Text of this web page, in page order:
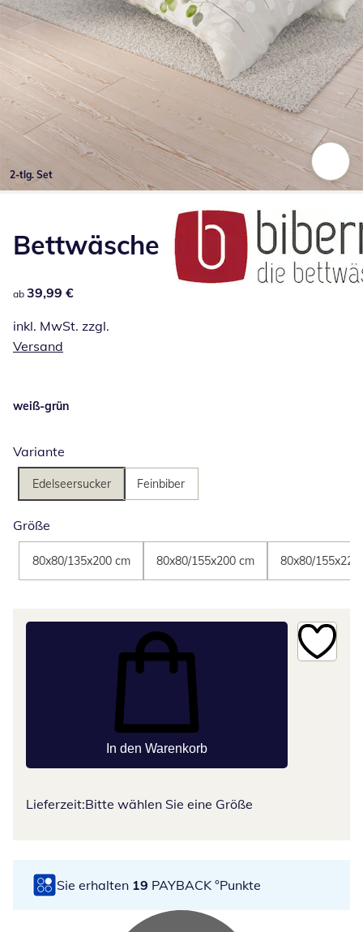
2-tlg. Set
Bettwäsche
39,99 €
ab 39,99 €
inkl. MwSt. zzgl.
Versand
weiß-grün
Variante
Edelseersucker Feinbiber
Größe
80x80/135x200 cm 80x80/155x200 cm 80x80/155x220
In den Warenkorb
Lieferzeit:Bitte wählen Sie eine Größe
Sie erhalten 19 PAYBACK °Punkte